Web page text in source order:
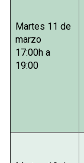
Martes 11 de
marzo
17:00h a
19:00